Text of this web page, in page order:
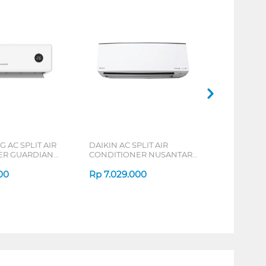
AC SPLIT AIR
GUARDIAN
DAIKIN AC SPLIT AIR
CONDITIONER NUSANTARA
SERIES
Rp 7.029.000